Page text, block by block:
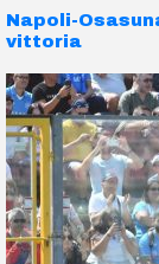
Napoli-
vittoria